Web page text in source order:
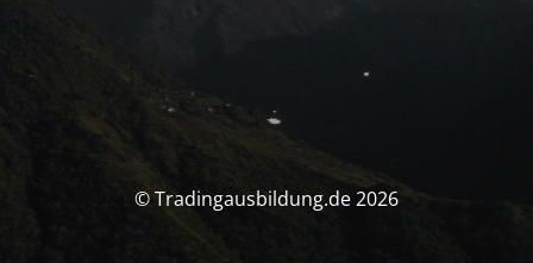
© Tradingausbildung.de 2026